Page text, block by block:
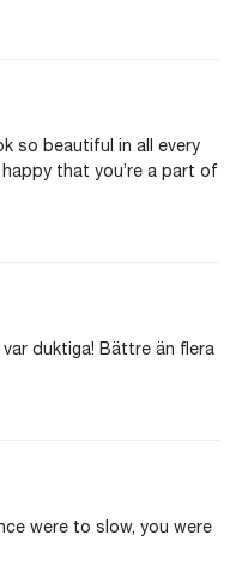
so beautiful in all every
that you’re a part of
duktiga! Bättre än flera
were to slow, you were